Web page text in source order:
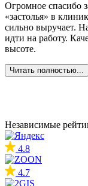
Огромное спасибо
«застолья» в
сильно выручает.
идти на работу.
высоте.
Читать полностью...
Независимые
4.8
4.7